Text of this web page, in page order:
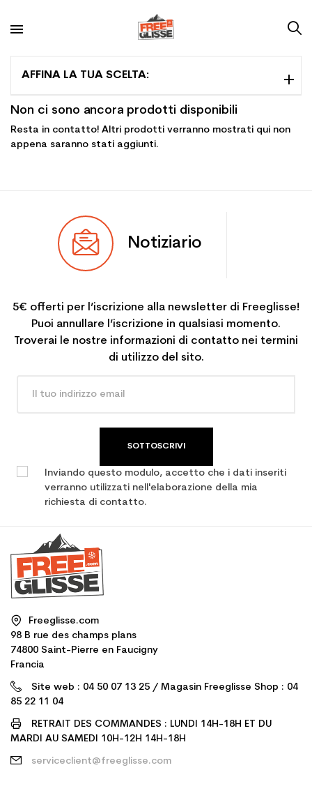
AFFINA LA TUA SCELTA:
Non ci sono ancora prodotti disponibili
Resta in contatto! Altri prodotti verranno mostrati qui non
appena saranno stati aggiunti.
Notiziario
5€ offerti per l’iscrizione alla newsletter di Freeglisse!
Puoi annullare l’iscrizione in qualsiasi momento.
Troverai le nostre informazioni di contatto nei termini
di utilizzo del sito.
SOTTOSCRIVI
Inviando questo modulo, accetto che i dati inseriti
verranno utilizzati nell'elaborazione della mia
richiesta di contatto.
Freeglisse.com
98 B rue des champs plans
74800 Saint-Pierre en Faucigny
Francia
Site web : 04 50 07 13 25 / Magasin Freeglisse Shop : 04
85 22 11 04
RETRAIT DES COMMANDES : LUNDI 14H-18H ET DU
MARDI AU SAMEDI 10H-12H 14H-18H
serviceclient@freeglisse.com